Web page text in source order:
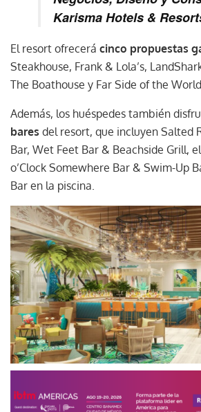
Karisma Hotels &
El resort ofrecerá cinco propuestas
Steakhouse, Frank & Lola’s,
The Boathouse y Far Side of the World.
Además, los huéspedes también
bares del resort, que incluyen Salted
Bar, Wet Feet Bar & Beachside Grill,
o’Clock Somewhere Bar & Swim-Up
Bar en la piscina.